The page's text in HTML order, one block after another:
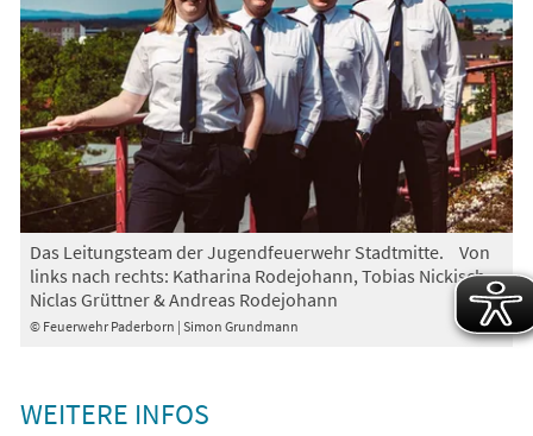
© Feuerwehr Paderborn | Simon Grundmann
Das Leitungsteam der Jugendfeuerwehr Stadtmitte. Von
links nach rechts: Katharina Rodejohann, Tobias Nickisch,
Niclas Grüttner & Andreas Rodejohann
WEITERE INFOS